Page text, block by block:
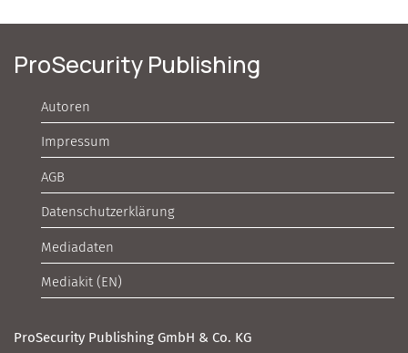
ProSecurity Publishing
Autoren
Impressum
AGB
Datenschutzerklärung
Mediadaten
Mediakit (EN)
ProSecurity Publishing GmbH & Co. KG